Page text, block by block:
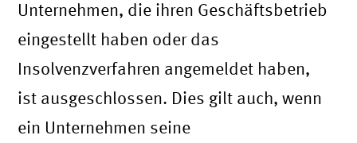
Unternehmen, die ihren Geschäftsbetrieb
eingestellt haben oder das
Insolvenzverfahren angemeldet haben,
ist ausgeschlossen. Dies gilt auch, wenn
ein Unternehmen seine